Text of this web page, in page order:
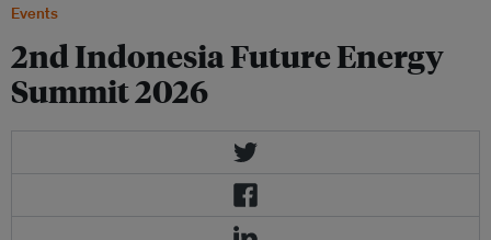
Events
2nd Indonesia Future Energy
Summit 2026